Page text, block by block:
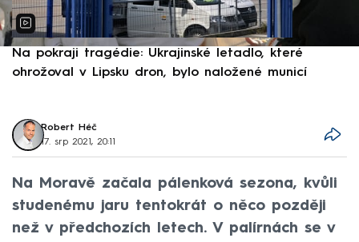
Na pokraji tragédie: Ukrajinské letadlo, které
ohrožoval v Lipsku dron, bylo naložené municí
Robert Héč
17. srp 2021, 20:11
Na Moravě začala pálenková sezona, kvůli
studenému jaru tentokrát o něco později
než v předchozích letech. V palírnách se v